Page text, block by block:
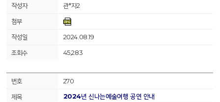
관*자2
2024.08.19
45,283
270
2024년 신나는예술여행 공연 안내